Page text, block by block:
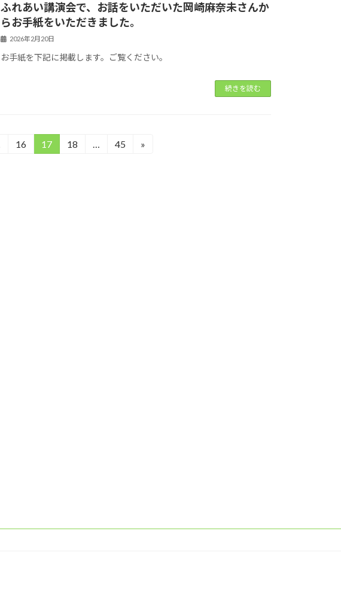
ふれあい講演会で、お話をいただいた岡崎麻奈未さんか
らお手紙をいただきました。
2026年2月20日
お手紙を下記に掲載します。ご覧ください。
続きを読む
固
16
固
17
固
18
固
45 »